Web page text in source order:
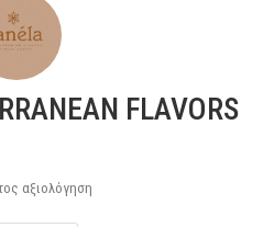
FLAVORS
αξιολόγηση